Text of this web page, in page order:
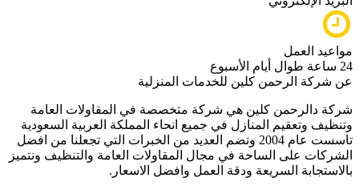
مواعيد العمل
24 ساعة طوال أيام الأسبوع
عن شركة الرحمن كلين للخدمات المنزلية
شركة دالرحمن كلين هي شركة متخصصة في المقاولات العامة
وتنظيف وتعقيم المنازل في جميع انحاء المملكة العربية السعودية
تاسست عام 2004 وتضم العديد من الخبرات التي تجعلنا من افضل
الشركات على الساحة في مجال المقاولات العامة والتنظيف ونتميز
بالاستجابة السريعة ودقة العمل وافضل الاسعار.